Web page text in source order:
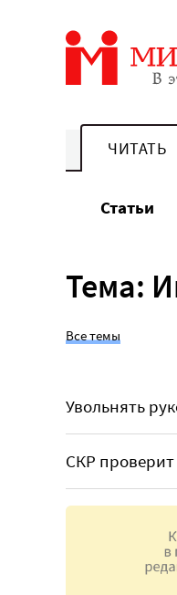
ЧИТАТЬ
Статьи
Тема:
Все темы
Увольнять
СКР